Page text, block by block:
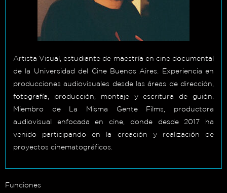
Artista Visual, estudiante de maestría en cine documental
de la Universidad del Cine Buenos Aires. Experiencia en
producciones audiovisuales desde las áreas de dirección,
fotografía, producción, montaje y escritura de guión.
Miembro de La Misma Gente Films, productora
audiovisual enfocada en cine, donde desde 2017 ha
venido participando en la creación y realización de
proyectos cinematográficos.
Funciones